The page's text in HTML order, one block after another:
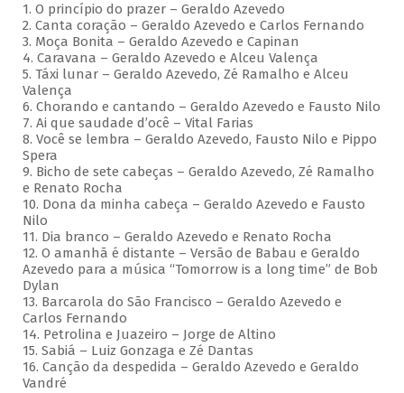
1. O princípio do prazer – Geraldo Azevedo
2. Canta coração – Geraldo Azevedo e Carlos Fernando
3. Moça Bonita – Geraldo Azevedo e Capinan
4. Caravana – Geraldo Azevedo e Alceu Valença
5. Táxi lunar – Geraldo Azevedo, Zé Ramalho e Alceu
Valença
6. Chorando e cantando – Geraldo Azevedo e Fausto Nilo
7. Ai que saudade d’ocê – Vital Farias
8. Você se lembra – Geraldo Azevedo, Fausto Nilo e Pippo
Spera
9. Bicho de sete cabeças – Geraldo Azevedo, Zé Ramalho
e Renato Rocha
10. Dona da minha cabeça – Geraldo Azevedo e Fausto
Nilo
11. Dia branco – Geraldo Azevedo e Renato Rocha
12. O amanhã é distante – Versão de Babau e Geraldo
Azevedo para a música “Tomorrow is a long time” de Bob
Dylan
13. Barcarola do São Francisco – Geraldo Azevedo e
Carlos Fernando
14. Petrolina e Juazeiro – Jorge de Altino
15. Sabiá – Luiz Gonzaga e Zé Dantas
16. Canção da despedida – Geraldo Azevedo e Geraldo
Vandré